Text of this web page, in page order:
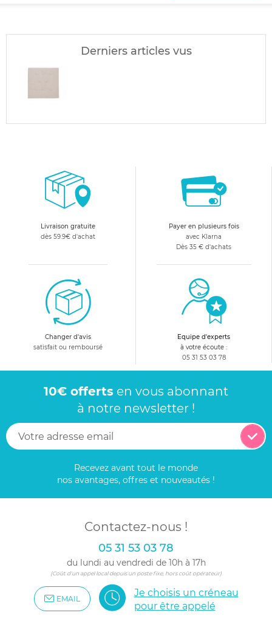
Derniers articles vus
Livraison gratuite
dès 59.9€ d'achat
Payer en plusieurs fois
avec Klarna
Dès 35 € d'achats
Changer d'avis
satisfait ou remboursé
Equipe d'experts
à votre écoute :
05 31 53 03 78
10€ offerts en vous abonnant
à notre newsletter !
Recevez avant tout le monde
nos avantages, offres et nouveautés !
Contactez-nous !
05 31 53 03 78
du lundi au vendredi de 10h à 17h
(Coût d'un appel local depuis un poste fixe, hors coût opérateur)
EMAIL
Je choisis un créneau
pour être appelé